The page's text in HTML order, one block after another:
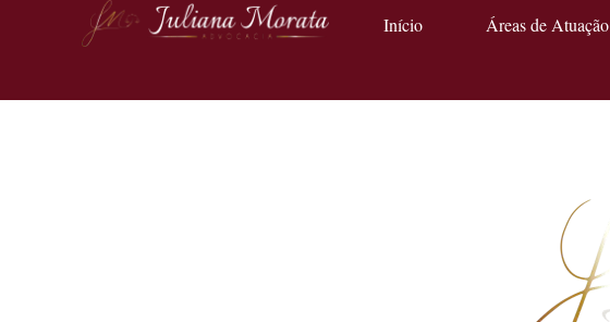
Início Áreas de Atuação